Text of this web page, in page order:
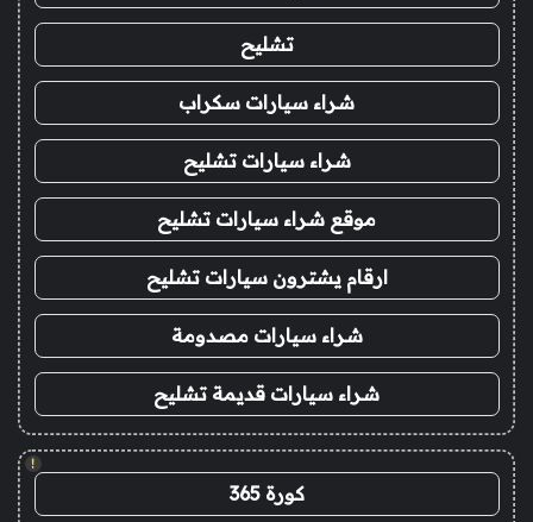
تشليح
شراء سيارات سكراب
شراء سيارات تشليح
موقع شراء سيارات تشليح
ارقام يشترون سيارات تشليح
شراء سيارات مصدومة
شراء سيارات قديمة تشليح
!
كورة 365